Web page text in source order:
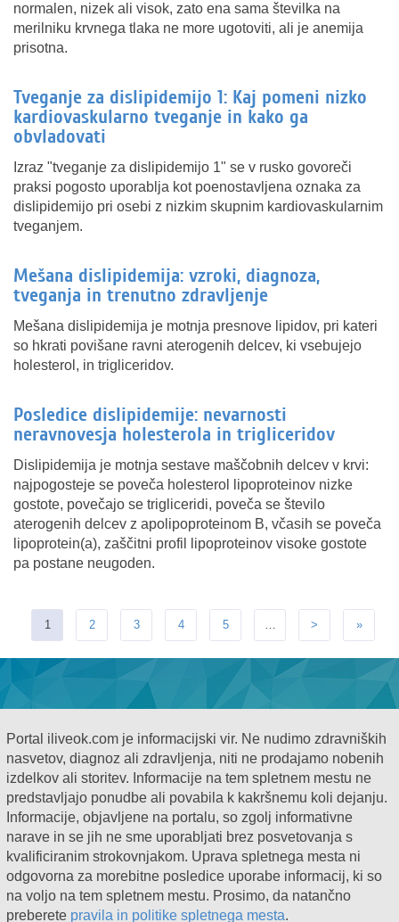
normalen, nizek ali visok, zato ena sama številka na
merilniku krvnega tlaka ne more ugotoviti, ali je anemija
prisotna.
Tveganje za dislipidemijo 1: Kaj pomeni nizko
kardiovaskularno tveganje in kako ga
obvladovati
Izraz "tveganje za dislipidemijo 1" se v rusko govoreči
praksi pogosto uporablja kot poenostavljena oznaka za
dislipidemijo pri osebi z nizkim skupnim kardiovaskularnim
tveganjem.
Mešana dislipidemija: vzroki, diagnoza,
tveganja in trenutno zdravljenje
Mešana dislipidemija je motnja presnove lipidov, pri kateri
so hkrati povišane ravni aterogenih delcev, ki vsebujejo
holesterol, in trigliceridov.
Posledice dislipidemije: nevarnosti
neravnovesja holesterola in trigliceridov
Dislipidemija je motnja sestave maščobnih delcev v krvi:
najpogosteje se poveča holesterol lipoproteinov nizke
gostote, povečajo se trigliceridi, poveča se število
aterogenih delcev z apolipoproteinom B, včasih se poveča
lipoprotein(a), zaščitni profil lipoproteinov visoke gostote
pa postane neugoden.
1 2 3 4 5 … > »
Portal iliveok.com je informacijski vir. Ne nudimo zdravniških
nasvetov, diagnoz ali zdravljenja, niti ne prodajamo nobenih
izdelkov ali storitev. Informacije na tem spletnem mestu ne
predstavljajo ponudbe ali povabila k kakršnemu koli dejanju.
Informacije, objavljene na portalu, so zgolj informativne
narave in se jih ne sme uporabljati brez posvetovanja s
kvalificiranim strokovnjakom. Uprava spletnega mesta ni
odgovorna za morebitne posledice uporabe informacij, ki so
na voljo na tem spletnem mestu. Prosimo, da natančno
preberete pravila in politike spletnega mesta.